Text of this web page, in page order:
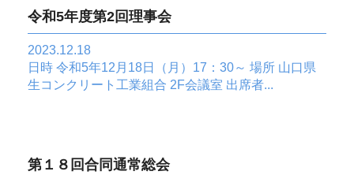
令和5年度第2回理事会
2023.12.18
日時 令和5年12月18日（月）17：30～ 場所 山口県
生コンクリート工業組合 2F会議室 出席者...
第１８回合同通常総会